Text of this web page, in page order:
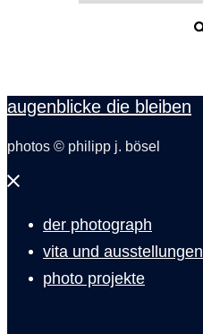
augenblicke die bleiben
photos © philipp j. bösel
Menü
der photograph
vita und ausstellungen
photo projekte